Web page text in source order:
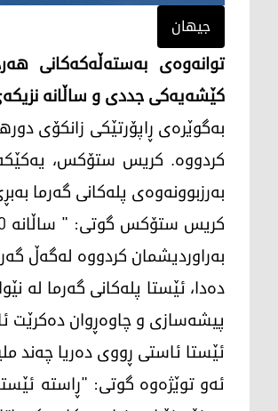
جیهان
توانه‌وه‌ی به‌سته‌ڵه‌كه‌كانی
كێشه‌یه‌كی جددی و ساڵانه‌ نزیكه‌ی 400 ملیار تۆن سه‌هۆڵ
كردووه‌. كریس ستۆكس، یه‌كێكه‌
به‌رزبوونه‌وه‌ی پله‌كانی گه‌رما به‌بڕی 1.5 پله‌ی سیلیزی، چارەی ئەو گرفتە
به‌راوردیشمان كردووه‌ له‌گه‌ڵ
پیشه‌سازی و چاوه‌ڕوان ده‌كرێت
ئێستا ئاستی ڕووی ده‌ریا چه‌ند